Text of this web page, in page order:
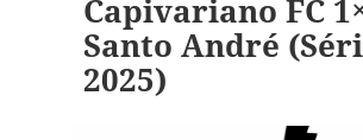
Capivariano FC
Santo André
2025)